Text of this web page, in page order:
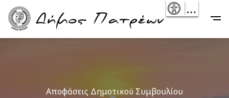
Skip
main
Main
navigation
Αποφάσεις Δημοτικού Συμβουλίου